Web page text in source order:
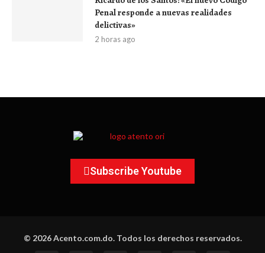
Penal responde a nuevas realidades
delictivas»
2 horas ago
Subscribe Youtube
© 2026 Acento.com.do. Todos los derechos reservados.